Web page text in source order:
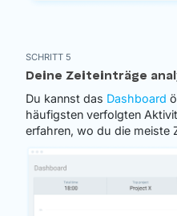
SCHRITT 5
Deine Zeiteinträge
Du kannst das Dashboard
häufigsten verfolgten
erfahren, wo du die meiste